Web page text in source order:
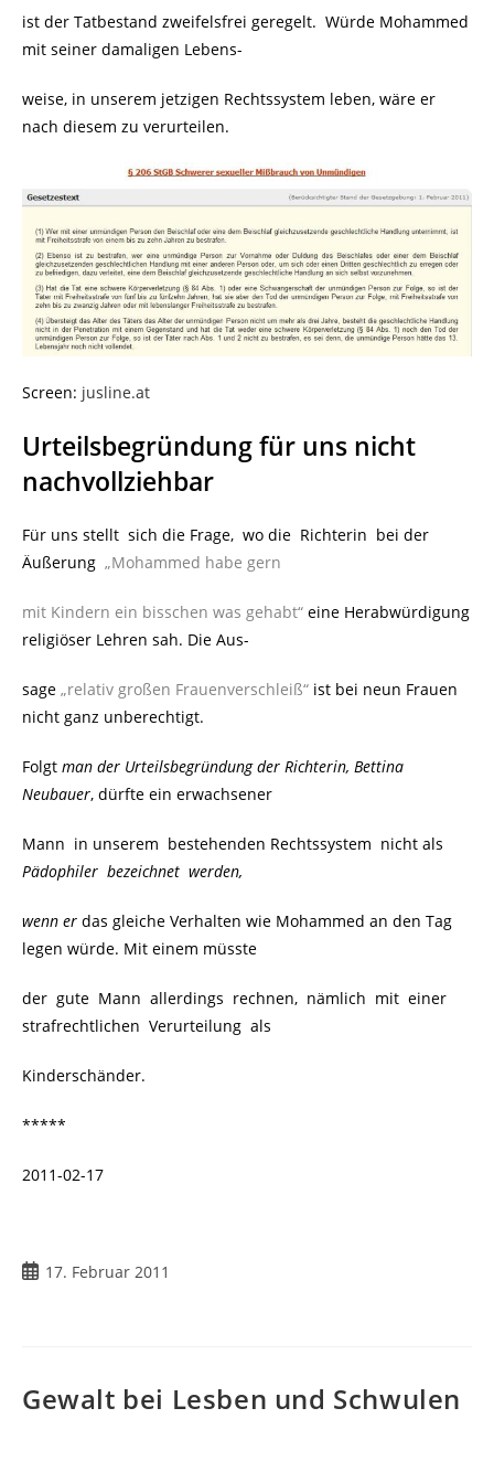
ist der Tatbestand zweifelsfrei geregelt. Würde Mohammed
mit seiner damaligen Lebens-
weise, in unserem jetzigen Rechtssystem leben, wäre er
nach diesem zu verurteilen.
Screen: jusline.at
Urteilsbegründung für uns nicht
nachvollziehbar
Für uns stellt sich die Frage, wo die Richterin bei der
Äußerung „Mohammed habe gern
mit Kindern ein bisschen was gehabt“ eine Herabwürdigung
religiöser Lehren sah. Die Aus-
sage „relativ großen Frauenverschleiß“ ist bei neun Frauen
nicht ganz unberechtigt.
Folgt man der Urteilsbegründung der Richterin, Bettina
Neubauer, dürfte ein erwachsener
Mann in unserem bestehenden Rechtssystem nicht als
Pädophiler bezeichnet werden,
wenn er das gleiche Verhalten wie Mohammed an den Tag
legen würde. Mit einem müsste
der gute Mann allerdings rechnen, nämlich mit einer
strafrechtlichen Verurteilung als
Kinderschänder.
*****
2011-02-17
Beitrag17. Februar 2011
Gewalt bei Lesben und Schwulen